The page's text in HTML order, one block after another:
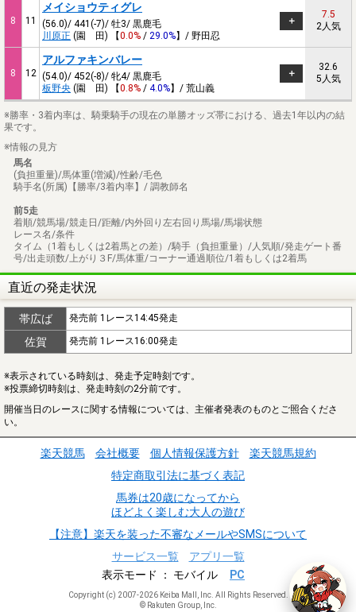
8 11
メイショウティグレ
(56.0)/ 441(-7)/ 牡3/ 黒鹿毛
川原正 (園 田) 【0.0% / 29.0%】/ 野田忍
7.5
2人気
8 12
アルファキンバレー
(54.0)/ 452(-8)/ 牝4/ 黒鹿毛
板野央 (園 田) 【0.8% / 4.0%】/ 荒山義
32.6
5人気
※勝率・3着内率は、騎乗騎手の現在の単勝オッズ帯における、過去1年以内の結
果です。
※情報の見方
馬名
(負担重量)/馬体重(増減)/性齢/毛色
騎手名(所属)【勝率/3着内率】/ 調教師名
前5走
着順/競馬場/競走日/距離/内外回り左右回り馬場/馬場状態
レース名/条件
タイム（1着もしくは2着馬との差）/騎手（負担重量）/人気順/発走ゲート番
号/出走頭数/上がり３F/馬体重/コーナー通過順位/1着もしくは2着馬
直近の発走状況
帯広ば 発売前 1レース14:45発走
佐賀 発売前 1レース16:00発走
※表示されている時刻は、発走予定時刻です。
※投票締切時刻は、発走時刻の2分前です。
開催当日のレースに関する情報については、主催者発表のものとご照合くださ
い。
楽天競馬 会社概要 個人情報保護方針
楽天競馬規約
特定商取引法に基づく表記
馬券は20歳になってから
ほどよく楽しむ大人の遊び
【注意】楽天を装った不審なメールやSMSについて
サービス一覧
アプリ一覧
表示モード
モバイル PC
Copyright (c) 2007-2026 Keiba Mall, Inc. All Rights Reserved.
© Rakuten Group, Inc.